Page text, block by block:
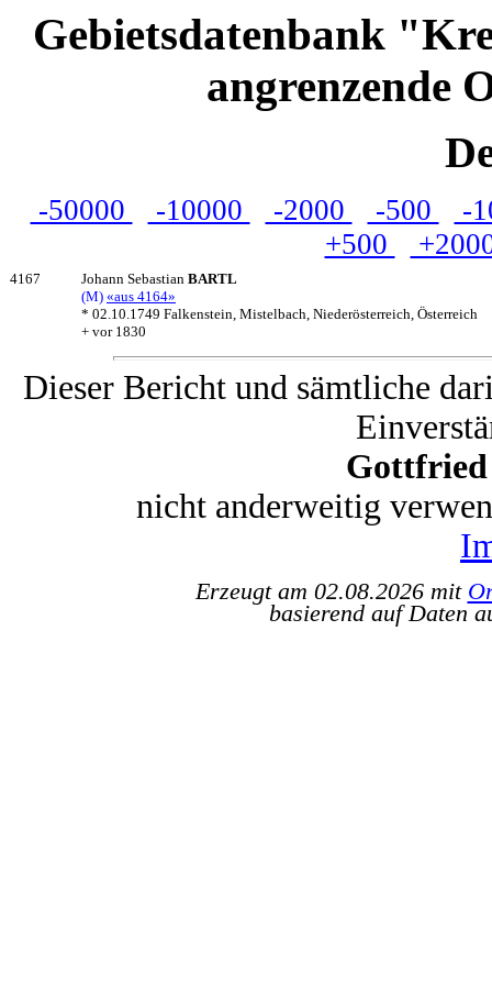
Gebietsdatenbank
angrenzende
-50000 -10000 -2000 -500
-
+500
4167 Johann Sebastian BARTL
(M) «aus 4164»
* 02.10.1749 Falkenstein, Mistelbach, Niederösterreich, Österreich
+ vor 1830
Dieser Bericht und sämtliche
Gottfried
nicht anderweitig
Erzeugt am 02.08.2026 mit
basierend auf Daten